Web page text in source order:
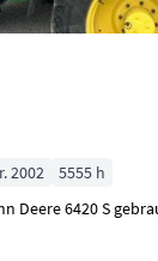
2002
5555 h
Deere 6420 S